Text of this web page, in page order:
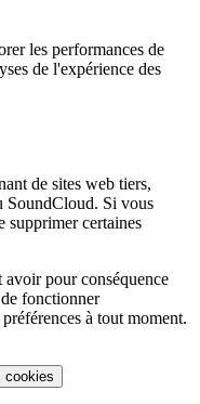
les performances de
de l'expérience des
de sites web tiers,
SoundCloud. Si vous
supprimer certaines
pour conséquence
fonctionner
à tout moment.
cookies